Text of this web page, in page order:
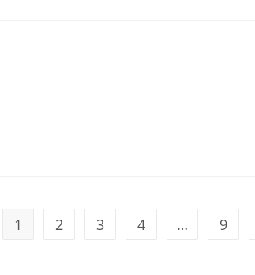
1 2 3 4 … 9